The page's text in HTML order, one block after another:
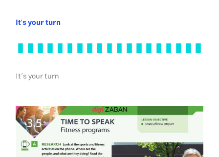
It's your turn
It’s your turn